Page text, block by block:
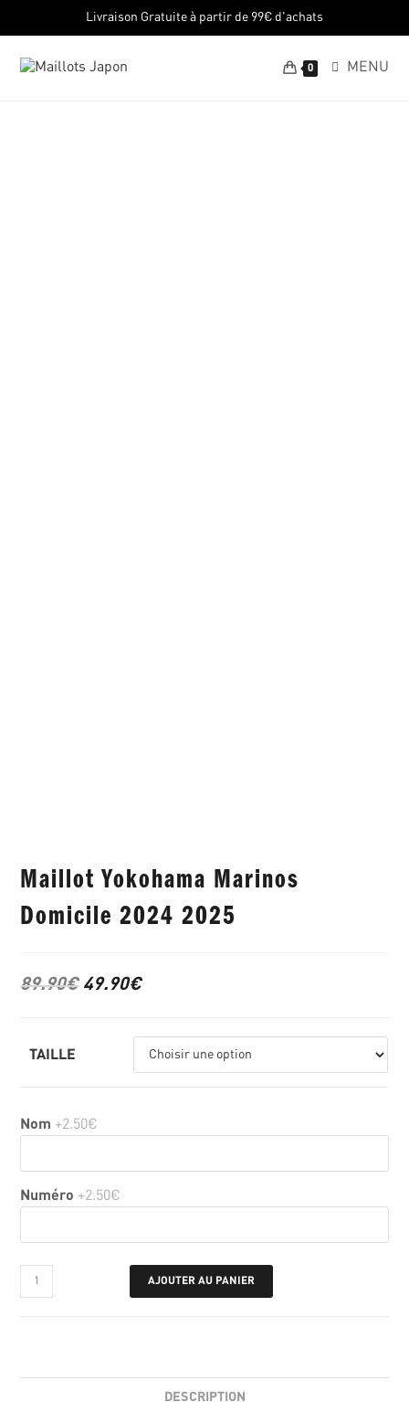
Livraison Gratuite à partir de 99€ d'achats
0 MENU
Maillot Yokohama Marinos
Domicile 2024 2025
89.90€ 49.90€
TAILLE
Nom +2.50€
Numéro +2.50€
AJOUTER AU PANIER
DESCRIPTION